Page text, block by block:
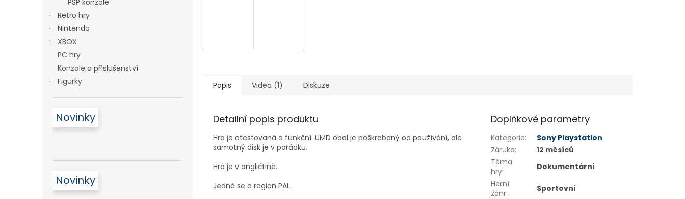
PSP konzole
Retro hry
Nintendo
XBOX
PC hry
Konzole a příslušenství
Figurky
Novinky
Novinky
Popis Videa (1) Diskuze
Detailní popis produktu
Hra je otestovaná a funkční. UMD obal je poškrabaný od používání, ale
samotný disk je v pořádku.
Hra je v angličtině.
Jedná se o region PAL.
Doplňkové parametry
Kategorie:
Sony Playstation
Záruka:
12 měsíců
Téma
hry:
Dokumentární
Herní
žánr: Sportovní